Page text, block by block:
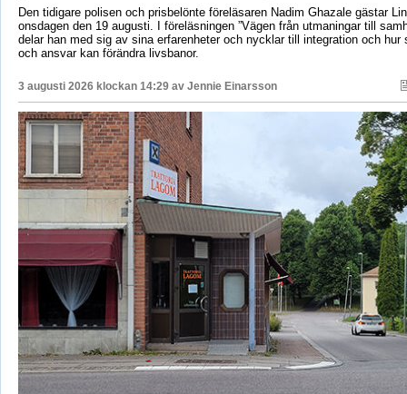
Den tidigare polisen och prisbelönte föreläsaren Nadim Ghazale gästar
onsdagen den 19 augusti. I föreläsningen ”Vägen från utmaningar till
delar han med sig av sina erfarenheter och nycklar till integration och hur
och ansvar kan förändra livsbanor.
3 augusti 2026 klockan 14:29 av Jennie Einarsson